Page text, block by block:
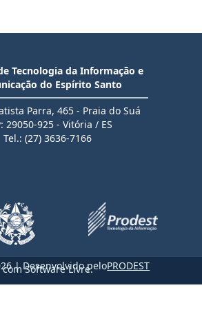
Tecnologia da Informação e
do Espírito Santo
Parra, 465 - Praia do Suá
29050-925 - Vitória / ES
Tel.: (27) 3636-7166
| Desenvolvido peloPRODEST
com Software Livre.